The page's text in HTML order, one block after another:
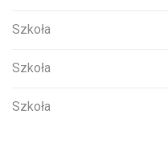
Szkoła
Szkoła
Szkoła